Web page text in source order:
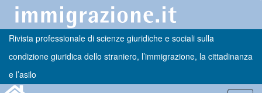
Rivista professionale di scienze giuridiche e sociali sulla
condizione giuridica dello straniero, l’immigrazione, la cittadinanza
e l’asilo